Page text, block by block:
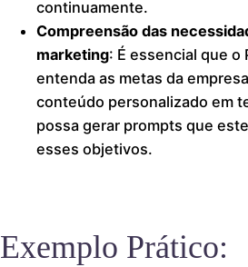
continuamente.
Compreensão das
marketing: É essencial que o
entenda as metas da
conteúdo personalizado em
possa gerar prompts que
esses objetivos.
Exemplo Prático: